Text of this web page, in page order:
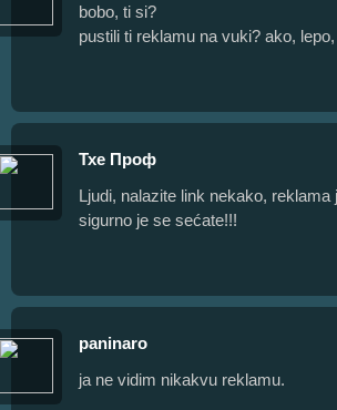
bobo, ti si?
pustili ti reklamu na vuki? ako,
Тхе Проф
Ljudi, nalazite link nekako, reklama
sigurno je se sećate!!!
paninaro
ja ne vidim nikakvu reklamu.